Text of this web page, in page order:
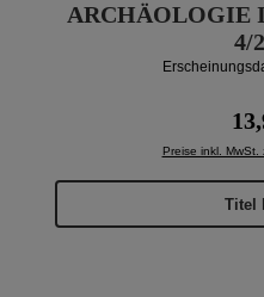
ARCHÄOLOGIE
4/
Preise inkl. MwSt.
Titel